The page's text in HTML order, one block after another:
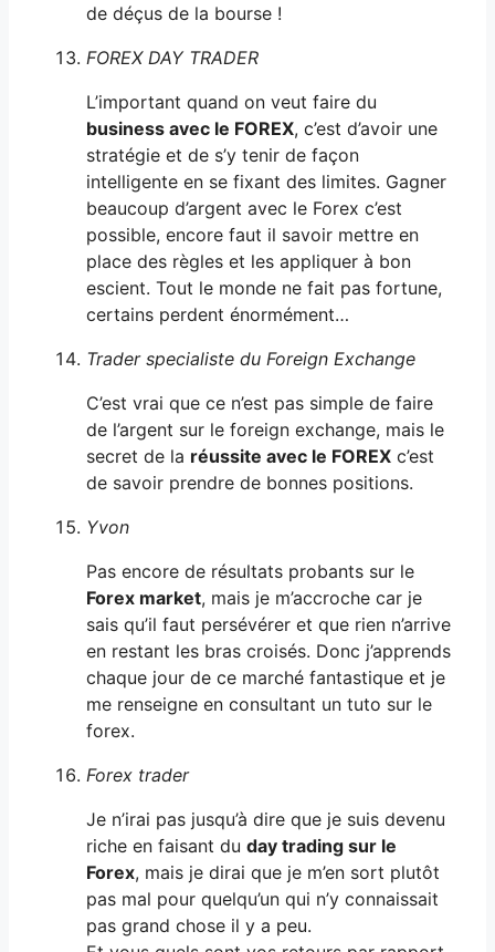
de déçus de la bourse !
FOREX DAY TRADER
L’important quand on veut faire du
business avec le FOREX, c’est d’avoir une
stratégie et de s’y tenir de façon
intelligente en se fixant des limites. Gagner
beaucoup d’argent avec le Forex c’est
possible, encore faut il savoir mettre en
place des règles et les appliquer à bon
escient. Tout le monde ne fait pas fortune,
certains perdent énormément…
Trader specialiste du Foreign Exchange
C’est vrai que ce n’est pas simple de faire
de l’argent sur le foreign exchange, mais le
secret de la réussite avec le FOREX c’est
de savoir prendre de bonnes positions.
Yvon
Pas encore de résultats probants sur le
Forex market, mais je m’accroche car je
sais qu’il faut persévérer et que rien n’arrive
en restant les bras croisés. Donc j’apprends
chaque jour de ce marché fantastique et je
me renseigne en consultant un tuto sur le
forex.
Forex trader
Je n’irai pas jusqu’à dire que je suis devenu
riche en faisant du day trading sur le
Forex, mais je dirai que je m’en sort plutôt
pas mal pour quelqu’un qui n’y connaissait
pas grand chose il y a peu.